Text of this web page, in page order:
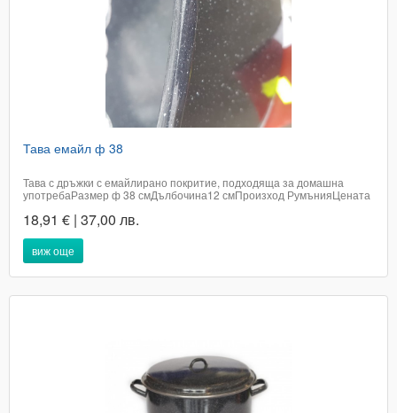
Тава емайл ф 38
Тава с дръжки с емайлирано покритие, подходяща за домашна
употребаРазмер ф 38 смДълбочина12 смПроизход РумънияЦената
за сметка на купувачаПри поръчка в графа доставка, посочете
удобен за вас адрес или...
18,91 € | 37,00 лв.
виж още